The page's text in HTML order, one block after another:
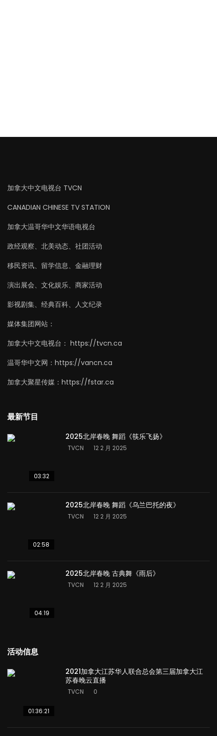
加拿大中文电视台 TVCN
CANADIAN CHINESE TV STATION
加拿大温哥华中文华语电视台
政经观察、北美动态、社团活动
移民资讯、留学信息、金融理财
演出展会、文化娱乐、商家活动
影视剧集、经典百科、人文纪录
媒体集团网站：
加拿大中文电视台： https://tvcn.ca
温哥华中文网：https://vancn.ca
加拿大聚星传媒：https://fstar.ca
最新节目
03:32
2025北岸春晚 舞蹈《筷乐飞扬》
TVCN 12 2 月 2025
02:58
2025北岸春晚 舞蹈《乌兰巴托的夜》
TVCN 12 2 月 2025
04:19
2025北岸春晚 古典舞《雨后》
TVCN 12 2 月 2025
活动信息
01:36:21
2021加拿大江苏华人联合总会第三届加拿大江
苏春晚云直播
TVCN 0